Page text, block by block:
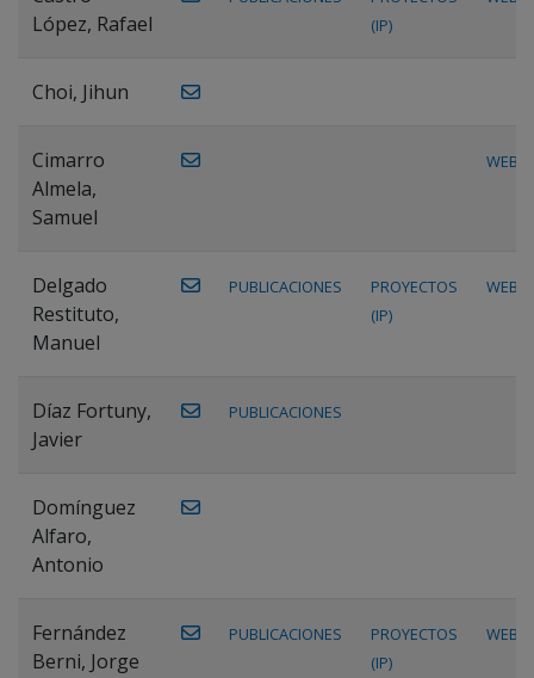
López, Rafael
(IP)
Choi, Jihun
Cimarro
Almela,
Samuel
WEB
Delgado
Restituto,
Manuel
PUBLICACIONES
PROYECTOS
(IP)
WEB
Díaz Fortuny,
Javier
PUBLICACIONES
Domínguez
Alfaro,
Antonio
Fernández
Berni, Jorge
PUBLICACIONES
PROYECTOS
(IP)
WEB